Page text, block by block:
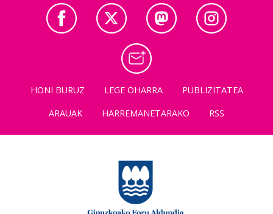
HONI BURUZ LEGE OHARRA
PUBLIZITATEA
ARAUAK
HARREMANETARAKO RSS